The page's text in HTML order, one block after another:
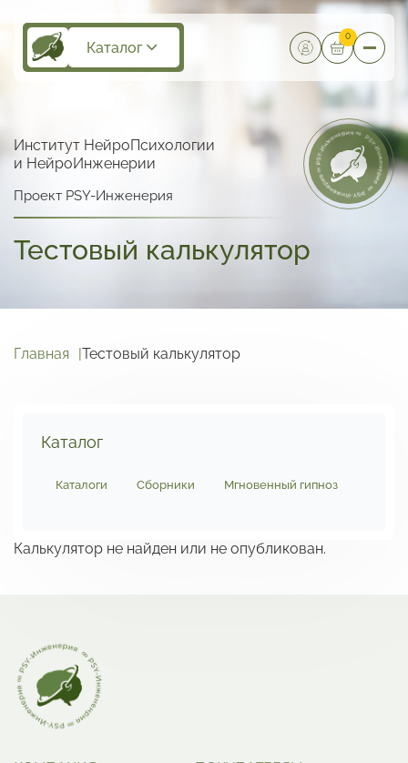
Каталог
0
Институт НейроПсихологии
и НейроИнженерии
Проект PSY-Инженерия
Тестовый калькулятор
Главная Тестовый калькулятор
Каталог
Каталоги Сборники Мгновенный гипноз
Калькулятор не найден или не опубликован.